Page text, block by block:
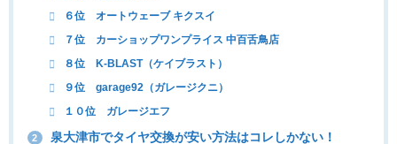
６位 オートウェーブ キクスイ
７位 カーショップワンプライス 中百舌鳥店
８位 K-BLAST（ケイブラスト）
９位 garage92（ガレージクニ）
１０位 ガレージエフ
2 泉大津市でタイヤ交換が安い方法はコレしかない！